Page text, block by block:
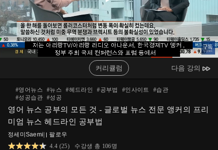
Play
Video
커리큘럼 다음 강의
#영어뉴스 #뉴스 #헤드라인 #공부법 #인사이트 #습관
#성공습관 #성공
영어 뉴스 공부의 모든 것 - 글로벌 뉴스 전문 앵커의 프리
미엄 뉴스 헤드라인 공부법
정세미Saemi
팔로우
4.4 (25) 수강생 총 106명